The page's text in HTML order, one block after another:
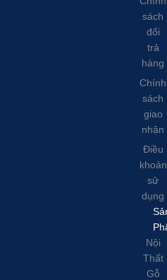
sách
đổi
trả
hàng
Chính
sách
giao
nhận
Điều
khoản
sử
dụng
Nội
Thất
Gỗ